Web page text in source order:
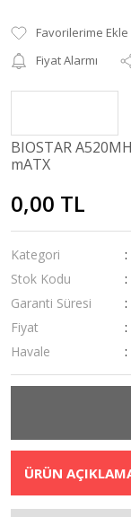
Fiyat Alarmı
BIOSTAR
mATX
0,00 TL
Kategori
Stok Kodu
Garanti Süresi
Fiyat
Havale
ÜRÜN